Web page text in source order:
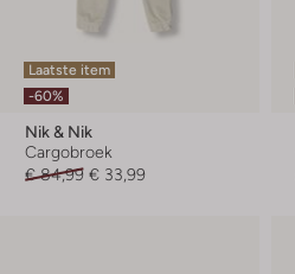
Laatste item
-60%
Nik & Nik
Cargobroek
€ 84,99 € 33,99